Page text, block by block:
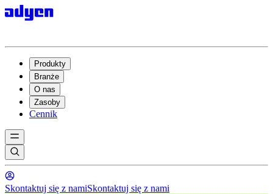
Produkty
Branże
O nas
Zasoby
Cennik
Skontaktuj się z namiSkontaktuj się z nami